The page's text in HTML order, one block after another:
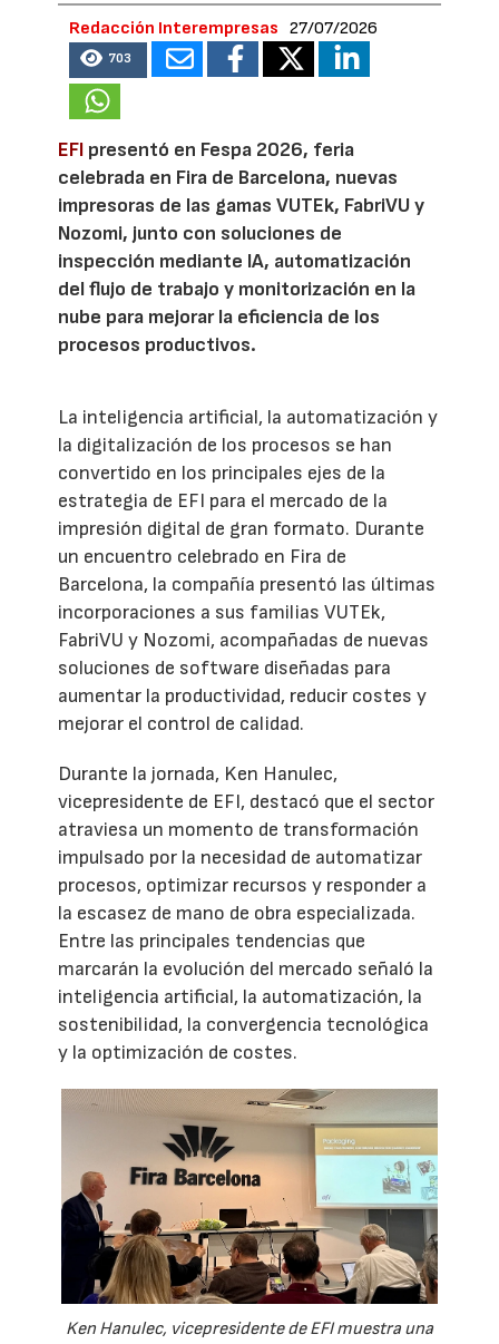
Redacción Interempresas 27/07/2026
703
EFI presentó en Fespa 2026, feria
celebrada en Fira de Barcelona, nuevas
impresoras de las gamas VUTEk, FabriVU y
Nozomi, junto con soluciones de
inspección mediante IA, automatización
del flujo de trabajo y monitorización en la
nube para mejorar la eficiencia de los
procesos productivos.
La inteligencia artificial, la automatización y
la digitalización de los procesos se han
convertido en los principales ejes de la
estrategia de EFI para el mercado de la
impresión digital de gran formato. Durante
un encuentro celebrado en Fira de
Barcelona, la compañía presentó las últimas
incorporaciones a sus familias VUTEk,
FabriVU y Nozomi, acompañadas de nuevas
soluciones de software diseñadas para
aumentar la productividad, reducir costes y
mejorar el control de calidad.
Durante la jornada, Ken Hanulec,
vicepresidente de EFI, destacó que el sector
atraviesa un momento de transformación
impulsado por la necesidad de automatizar
procesos, optimizar recursos y responder a
la escasez de mano de obra especializada.
Entre las principales tendencias que
marcarán la evolución del mercado señaló la
inteligencia artificial, la automatización, la
sostenibilidad, la convergencia tecnológica
y la optimización de costes.
Ken Hanulec, vicepresidente de EFI muestra una